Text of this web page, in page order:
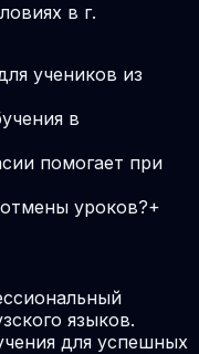
в г.
учеников из
в
помогает при
уроков?+
языков.
для успешных